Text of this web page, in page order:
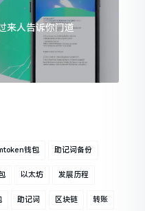
来人告诉你门道
钱包 助记词备份
以太坊 发展历程
助记词 区块链 转账